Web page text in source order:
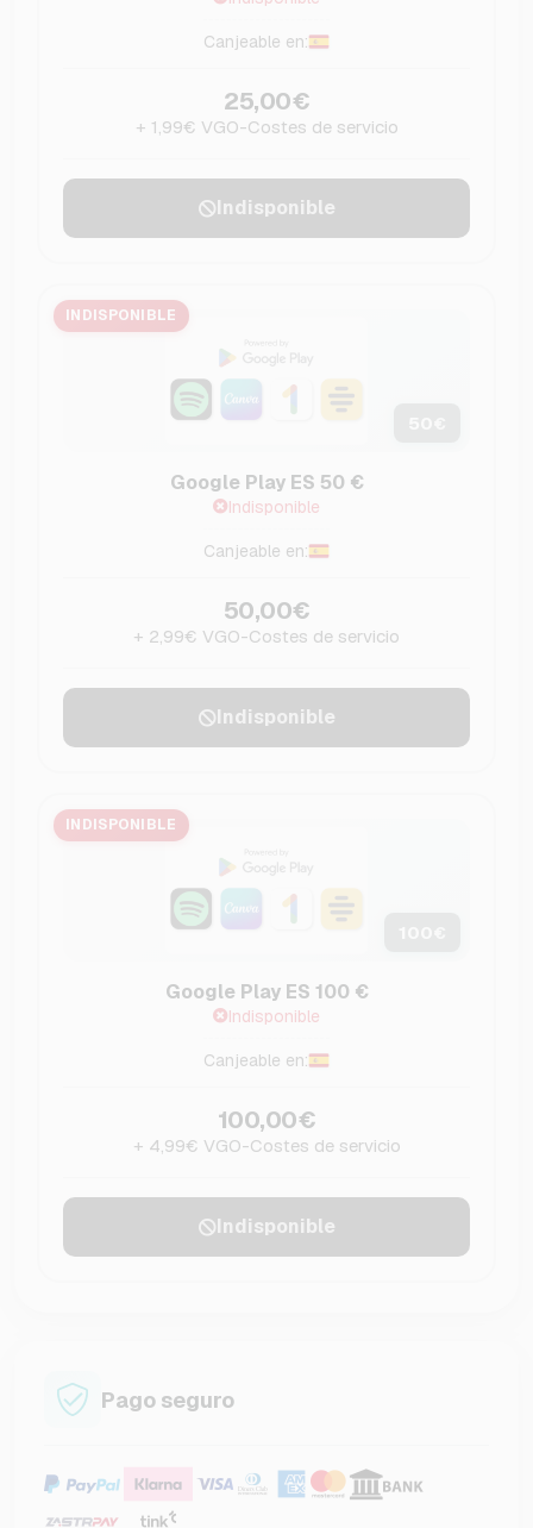
Canjeable en:
25,00€
+ 1,99€ VGO-Costes de servicio
Indisponible
INDISPONIBLE
Google Play ES 50 €
Indisponible
Canjeable en:
50,00€
+ 2,99€ VGO-Costes de servicio
Indisponible
INDISPONIBLE
Google Play ES 100 €
Indisponible
Canjeable en:
100,00€
+ 4,99€ VGO-Costes de servicio
Indisponible
Pago seguro